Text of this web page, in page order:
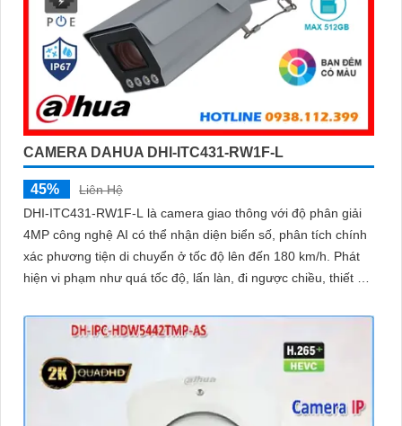
CAMERA DAHUA DHI-ITC431-RW1F-L
45%
Liên Hệ
DHI-ITC431-RW1F-L là camera giao thông với độ phân giải
4MP công nghệ AI có thể nhận diện biển số, phân tích chính
xác phương tiện di chuyển ở tốc độ lên đến 180 km/h. Phát
hiện vi phạm như quá tốc độ, lấn làn, đi ngược chiều, thiết bị
chống nước, IK10 chống va đập, tích hợp GPS cùng khe cắm
thẻ nhớ tối đa 512GB giá rẻ